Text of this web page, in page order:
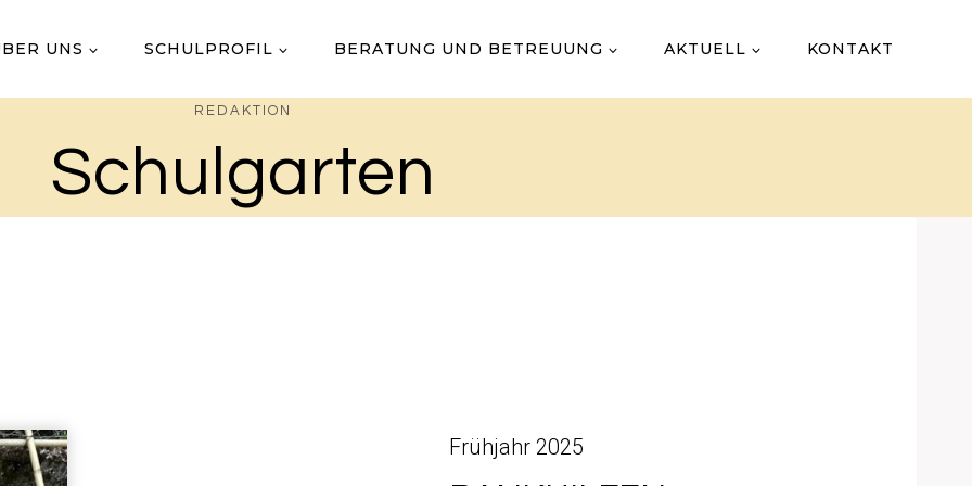
UNS SCHULPROFIL BERATUNG UND BETREUUNG AKTUELL KONTAKT
REDAKTION
Schulgarten
Frühjahr 2025